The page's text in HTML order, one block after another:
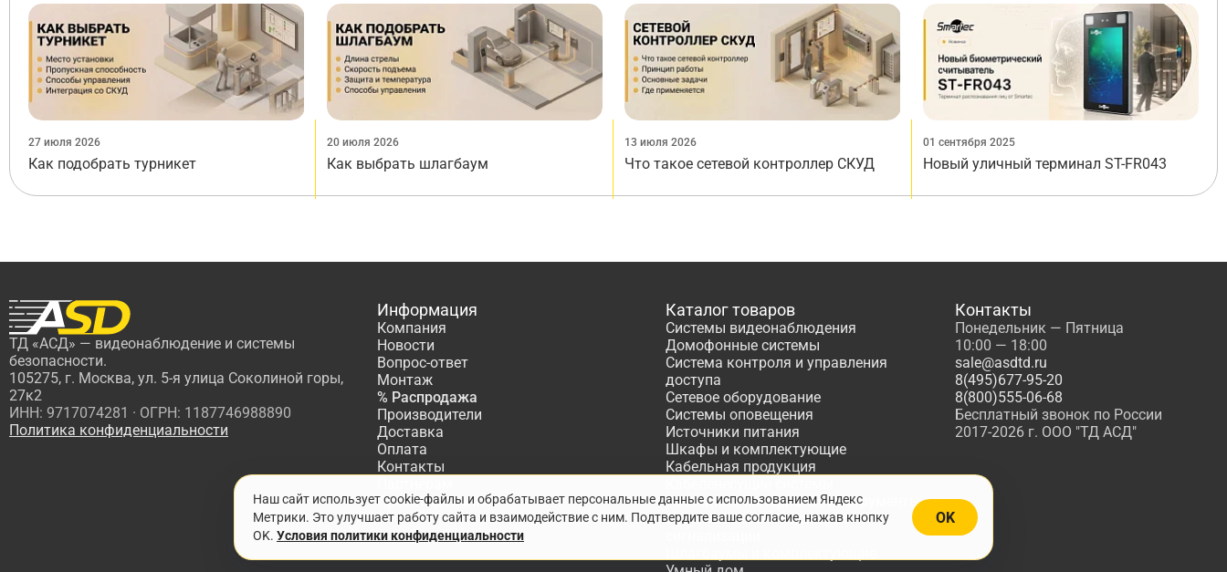
27 июля 2026
Как подобрать турникет
20 июля 2026
Как выбрать шлагбаум
13 июля 2026
Что такое сетевой контроллер СКУД
01 сентября 2025
Новый уличный терминал ST-FR043
ТД «АСД» — видеонаблюдение и системы
безопасности.
105275, г. Москва, ул. 5-я улица Соколиной горы,
27к2
ИНН: 9717074281 · ОГРН: 1187746988890
Политика конфиденциальности
Информация
Компания
Новости
Вопрос-ответ
Монтаж
% Распродажа
Производители
Доставка
Оплата
Контакты
Проектирование
Каталог товаров
Системы видеонаблюдения
Домофонные системы
Система контроля и управления
доступа
Сетевое оборудование
Системы оповещения
Источники питания
Шкафы и комплектующие
Кабельная продукция
Расходные материалы, Инструменты
Системы охранно-пожарной
Контакты
Понедельник — Пятница
10:00 — 18:00
sale@asdtd.ru
8(495)677-95-20
8(800)555-06-68
Бесплатный звонок по России
2017-2026 г. ООО "ТД АСД"
Наш сайт использует cookie-файлы и обрабатывает персональные данные с использованием Яндекс
Метрики. Это улучшает работу сайта и взаимодействие с ним. Подтвердите ваше согласие, нажав кнопку
OK. Условия политики конфиденциальности
OK